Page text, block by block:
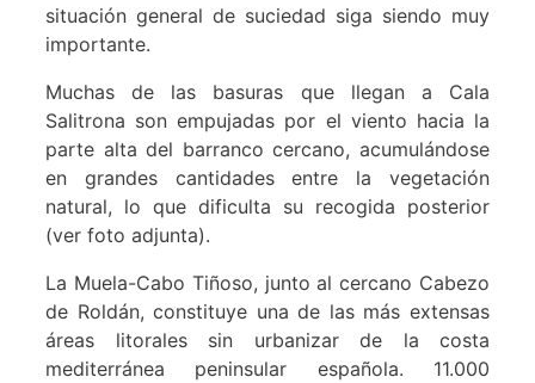
situación general de suciedad siga siendo muy
importante.
Muchas de las basuras que llegan a Cala
Salitrona son empujadas por el viento hacia la
parte alta del barranco cercano, acumulándose
en grandes cantidades entre la vegetación
natural, lo que dificulta su recogida posterior
(ver foto adjunta).
La Muela-Cabo Tiñoso, junto al cercano Cabezo
de Roldán, constituye una de las más extensas
áreas litorales sin urbanizar de la costa
mediterránea peninsular española. 11.000